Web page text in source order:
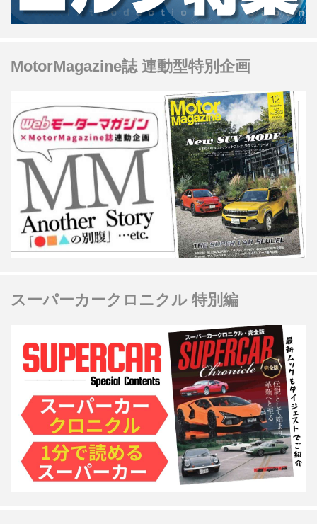
MotorMagazine誌 連動型特別企画
スーパーカークロニクル 特別編